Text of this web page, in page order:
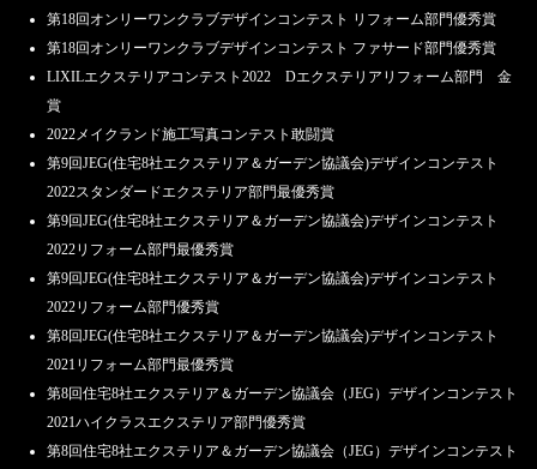
第18回オンリーワンクラブデザインコンテスト リフォーム部門優秀賞
第18回オンリーワンクラブデザインコンテスト ファサード部門優秀賞
LIXILエクステリアコンテスト2022 Dエクステリアリフォーム部門 金
賞
2022メイクランド施工写真コンテスト敢闘賞
第9回JEG(住宅8社エクステリア＆ガーデン協議会)デザインコンテスト
2022スタンダードエクステリア部門最優秀賞
第9回JEG(住宅8社エクステリア＆ガーデン協議会)デザインコンテスト
2022リフォーム部門最優秀賞
第9回JEG(住宅8社エクステリア＆ガーデン協議会)デザインコンテスト
2022リフォーム部門優秀賞
第8回JEG(住宅8社エクステリア＆ガーデン協議会)デザインコンテスト
2021リフォーム部門最優秀賞
第8回住宅8社エクステリア＆ガーデン協議会（JEG）デザインコンテスト
2021ハイクラスエクステリア部門優秀賞
第8回住宅8社エクステリア＆ガーデン協議会（JEG）デザインコンテスト